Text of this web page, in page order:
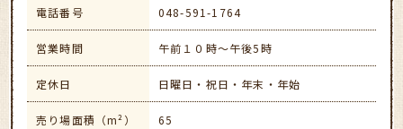
電話番号 048-591-1764
営業時間 午前１０時～午後5時
定休日 日曜日・祝日・年末・年始
売り場面積（m²） 65